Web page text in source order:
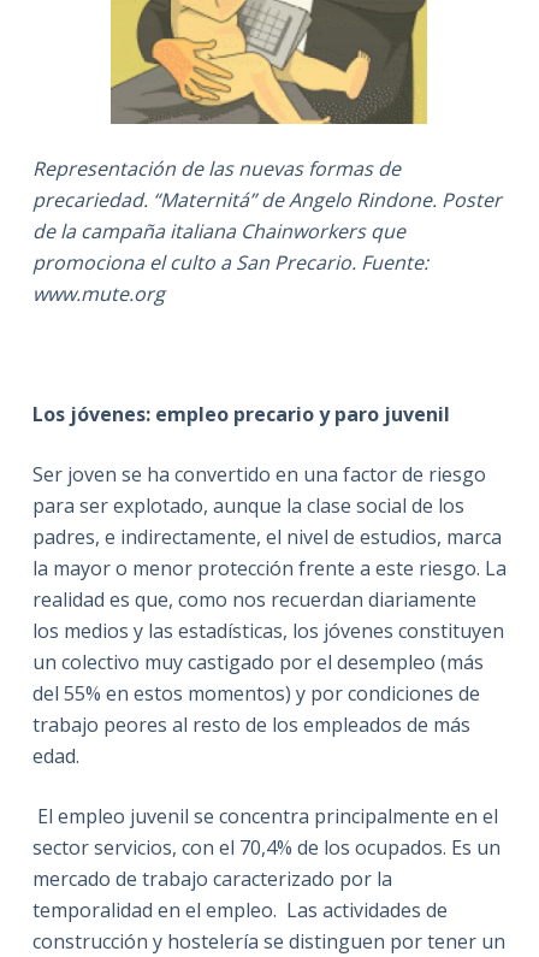
Representación de las nuevas formas de
precariedad. “Maternitá” de Angelo Rindone. Poster
de la campaña italiana Chainworkers que
promociona el culto a San Precario. Fuente:
www.mute.org
Los jóvenes: empleo precario y paro juvenil
Ser joven se ha convertido en una factor de riesgo
para ser explotado, aunque la clase social de los
padres, e indirectamente, el nivel de estudios, marca
la mayor o menor protección frente a este riesgo. La
realidad es que, como nos recuerdan diariamente
los medios y las estadísticas, los jóvenes constituyen
un colectivo muy castigado por el desempleo (más
del 55% en estos momentos) y por condiciones de
trabajo peores al resto de los empleados de más
edad.
El empleo juvenil se concentra principalmente en el
sector servicios, con el 70,4% de los ocupados. Es un
mercado de trabajo caracterizado por la
temporalidad en el empleo. Las actividades de
construcción y hostelería se distinguen por tener un